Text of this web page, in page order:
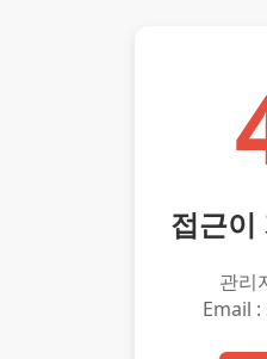
접근이
관리
Email